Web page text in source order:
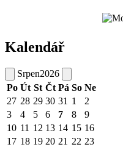
Kalendář
Srpen2026
Po Út St Čt Pá So Ne
27 28 29 30 31 1
2
3
4 5 6 7 8
9
10 11 12 13 14 15 16
17 18 19 20 21 22 23